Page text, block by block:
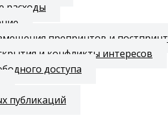
расходы
препринтов и
и конфликты интересов
доступа
публикаций